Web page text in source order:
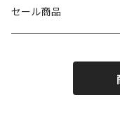
VIKING（ヴィーキング）
HYBEX
NISHI
SAYSKY
キャップ
セール商品